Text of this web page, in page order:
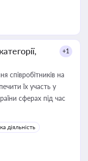
+1
співробітників на
їх участь у
сферах під час
діяльність